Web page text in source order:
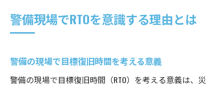
目標復旧時間が警備業務に与える影響
警備業務のRTOが復旧スピードを左右する理
警備における目標復旧時間の設定が与える
効果
警備現場でRTOを意識する理由とは
警備の現場で目標復旧時間を考える意義
警備の現場で目標復旧時間（RTO）を考える意義は、災